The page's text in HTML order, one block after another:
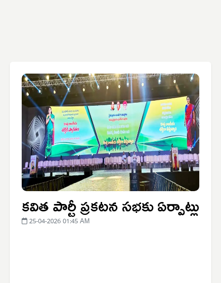
కవిత పార్టీ ప్రకటన సభకు ఏర్పాట్లు
25-04-2026 01:45 AM